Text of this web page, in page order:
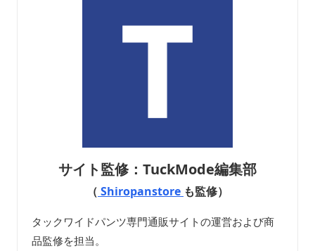
サイト監修：TuckMode編集部
（ Shiropanstore も監修）
タックワイドパンツ専門通販サイトの運営および商
品監修を担当。